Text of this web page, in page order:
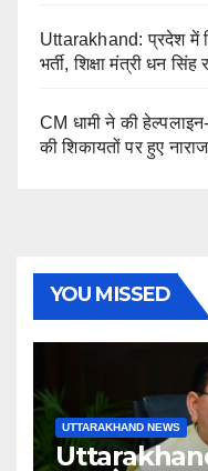
Uttarakhand: प्रदेश में
भर्ती, शिक्षा मंत्री धन सिंह
CM धामी ने की
की शिकायतों पर हुए
YOU MISSED
UTTARAKHAND NEWS